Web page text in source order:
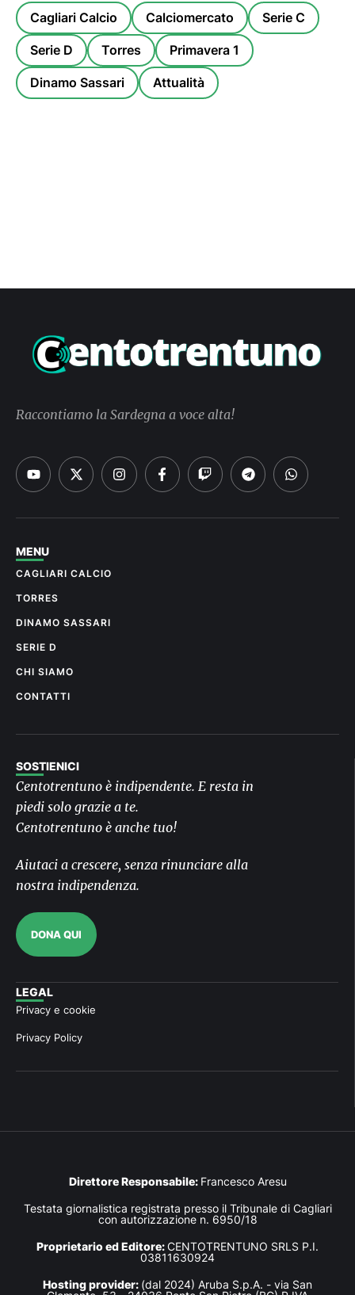
Cagliari Calcio Calciomercato Serie C
Serie D Torres Primavera 1
Dinamo Sassari Attualità
Raccontiamo la Sardegna a voce alta!
MENU
CAGLIARI CALCIO
TORRES
DINAMO SASSARI
SERIE D
CHI SIAMO
CONTATTI
SOSTIENICI
Centotrentuno è indipendente. E resta in
piedi solo grazie a te.
Centotrentuno è anche tuo!
Aiutaci a crescere, senza rinunciare alla
nostra indipendenza.
DONA QUI
LEGAL
Privacy e cookie
Privacy Policy
Direttore Responsabile: Francesco Aresu
Testata giornalistica registrata presso il Tribunale di Cagliari
con autorizzazione n. 6950/18
Proprietario ed Editore:CENTOTRENTUNO SRLS P.I.
03811630924
Hosting provider: (dal 2024) Aruba S.p.A. - via San